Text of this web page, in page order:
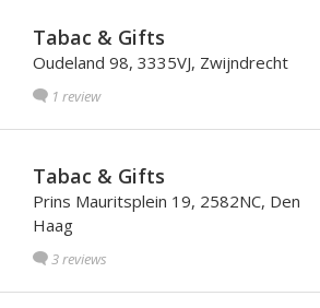
Tabac & Gifts
Oudeland 98, 3335VJ, Zwijndrecht
1 review
Tabac & Gifts
Prins Mauritsplein 19, 2582NC, Den
Haag
3 reviews